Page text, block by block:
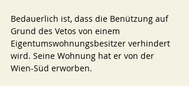
Bedauerlich ist, dass die Benützung auf
Grund des Vetos von einem
Eigentumswohnungsbesitzer verhindert
wird. Seine Wohnung hat er von der
Wien-Süd erworben.